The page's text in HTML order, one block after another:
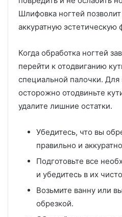
Шлифовка ногтей
аккуратную эстетическую
Когда обработка ногтей
перейти к отодвиганию
специальной палочки. Для
осторожно отодвиньте
удалите лишние остатки.
Убедитесь, что вы
правильно и
Подготовьте все
и убедитесь в их
Возьмите ванну или
обрезкой.